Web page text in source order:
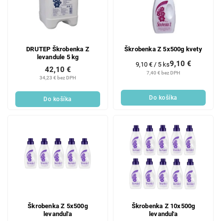
DRUTEP Škrobenka Z
levandule 5 kg
34,23 € bez DPH
42,10 €
Do košíka
Škrobenka Z 5x500g kvety
7,40 € bez DPH
9,10 €
Jednotková
cena:
9,10 € / 5 ks
Do košíka
Škrobenka Z 5x500g
levanduľa
Škrobenka Z 10x500g
levanduľa